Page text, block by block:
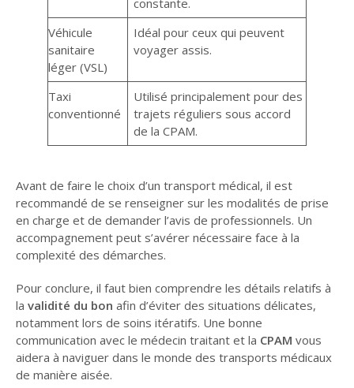
Véhicule
sanitaire
léger (VSL)
Idéal pour ceux qui peuvent
voyager assis.
Taxi
conventionné
Utilisé principalement pour des
trajets réguliers sous accord
de la CPAM.
Avant de faire le choix d’un transport médical, il est
recommandé de se renseigner sur les modalités de prise
en charge et de demander l’avis de professionnels. Un
accompagnement peut s’avérer nécessaire face à la
complexité des démarches.
Pour conclure, il faut bien comprendre les détails relatifs à
la validité du bon afin d’éviter des situations délicates,
notamment lors de soins itératifs. Une bonne
communication avec le médecin traitant et la CPAM vous
aidera à naviguer dans le monde des transports médicaux
de manière aisée.